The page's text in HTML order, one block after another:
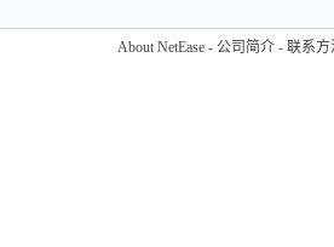
About NetEase - 公司简介 - 联系方